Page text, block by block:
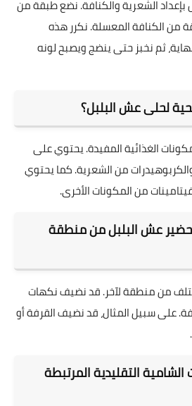
الشعرية والكنافة. نضع طبقة من
من الكنافة المعسلة. نكرر هذه
ثم نخبز حتى ينضج ويصبح لونه
لحلى عش البلبل؟
الغذائية المفيدة. يحتوي على
من الشعرية. كما يحتوي
من المكونات الأخرى.
عش البلبل من منطقة
من منطقة لآخر. قد نضيف نكهات
على سبيل المثال، قد نضيف القرفة أو
الشامية التقليدية المرتبطة